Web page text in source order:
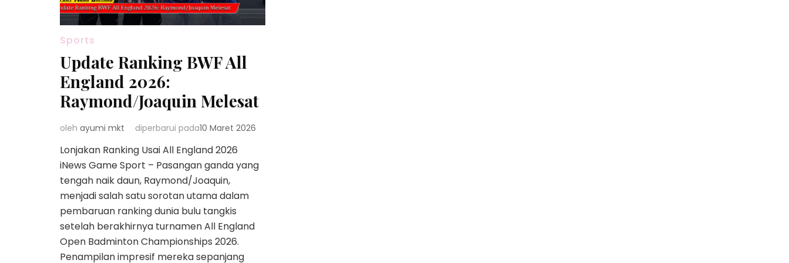
Sports
Update Ranking BWF All
England 2026:
Raymond/Joaquin Melesat
oleh ayumi mkt diperbarui pada10 Maret 2026
Lonjakan Ranking Usai All England 2026
iNews Game Sport – Pasangan ganda yang
tengah naik daun, Raymond/Joaquin,
menjadi salah satu sorotan utama dalam
pembaruan ranking dunia bulu tangkis
setelah berakhirnya turnamen All England
Open Badminton Championships 2026.
Penampilan impresif mereka sepanjang